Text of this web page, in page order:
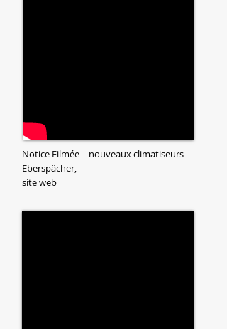
Notice Filmée - nouveaux climatiseurs
Eberspächer,
site web